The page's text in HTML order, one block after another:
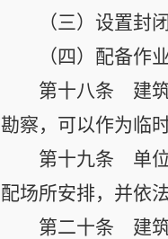
（三）设置封
（四）配备作
第十八条 建筑
勘察，可以作为临
第十九条 单位
配场所安排，并依
第二十条 建筑